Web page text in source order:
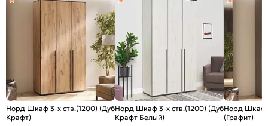
Норд Шкаф 3-х ств.(1200) (Дуб
Крафт)
Норд Шкаф 3-х ств.(1200) (Дуб
Крафт Белый)
Норд Шкаф
(Графит)